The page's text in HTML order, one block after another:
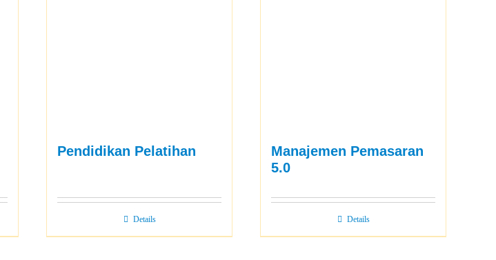
Pendidikan Pelatihan
Details
Manajemen Pemasaran
5.0
Details